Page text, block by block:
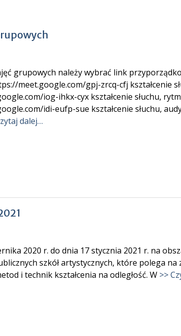
grupowych należy wybrać link
meet.google.com/gpj-zrcq-cfj kształcenie
iog-ihkx-cyx kształcenie słuchu,
idi-eufp-sue kształcenie słuchu,
dalej…
2020 r. do dnia 17 stycznia 2021 r. na
szkół artystycznych, które polega na
i technik kształcenia na odległość. W >>